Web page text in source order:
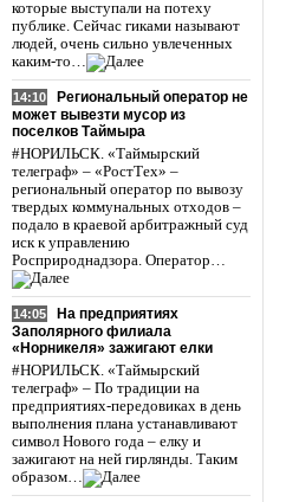
которые выступали на потеху
публике. Сейчас гиками называют
людей, очень сильно увлеченных
каким-то…
14:10
Региональный оператор не
может вывезти мусор из
поселков Таймыра
#НОРИЛЬСК. «Таймырский
телеграф» – «РостТех» –
региональный оператор по вывозу
твердых коммунальных отходов –
подало в краевой арбитражный суд
иск к управлению
Росприроднадзора. Оператор…
14:05
На предприятиях
Заполярного филиала
«Норникеля» зажигают елки
#НОРИЛЬСК. «Таймырский
телеграф» – По традиции на
предприятиях-передовиках в день
выполнения плана устанавливают
символ Нового года – елку и
зажигают на ней гирлянды. Таким
образом…